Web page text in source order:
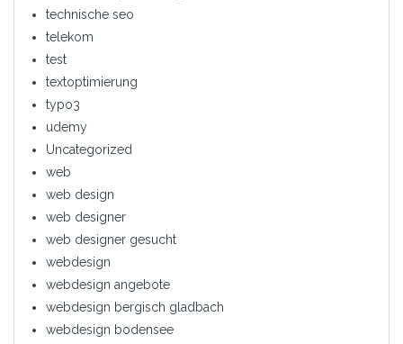
technische seo
telekom
test
textoptimierung
typo3
udemy
Uncategorized
web
web design
web designer
web designer gesucht
webdesign
webdesign angebote
webdesign bergisch gladbach
webdesign bodensee